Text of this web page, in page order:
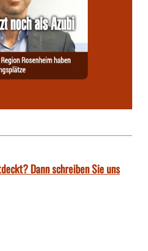
Dann schreiben Sie uns